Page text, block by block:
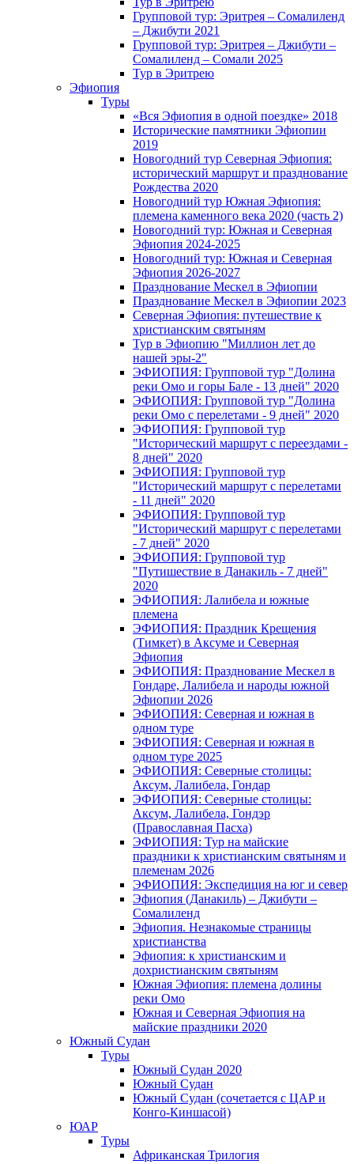
Групповой тур: Эритрея – Cомалиленд
– Джибути 2021
Групповой тур: Эритрея – Джибути –
Сомалиленд – Сомали 2025
Тур в Эритрею
Эфиопия
Туры
«Вся Эфиопия в одной поездке» 2018
Исторические памятники Эфиопии
2019
Новогодний тур Северная Эфиопия:
исторический маршрут и празднование
Рождества 2020
Новогодний тур Южная Эфиопия:
племена каменного века 2020 (часть 2)
Новогодний тур: Южная и Северная
Эфиопия 2024-2025
Новогодний тур: Южная и Северная
Эфиопия 2026-2027
Празднование Мескел в Эфиопии
Празднование Мескел в Эфиопии 2023
Северная Эфиопия: путешествие к
христианским святыням
Тур в Эфиопию "Миллион лет до
нашей эры-2"
ЭФИОПИЯ: Групповой тур "Долина
реки Омо и горы Бале - 13 дней" 2020
ЭФИОПИЯ: Групповой тур "Долина
реки Омо с перелетами - 9 дней" 2020
ЭФИОПИЯ: Групповой тур
"Исторический маршрут с переездами -
8 дней" 2020
ЭФИОПИЯ: Групповой тур
"Исторический маршрут с перелетами
- 11 дней" 2020
ЭФИОПИЯ: Групповой тур
"Исторический маршрут с перелетами
- 7 дней" 2020
ЭФИОПИЯ: Групповой тур
"Путишествие в Данакиль - 7 дней"
2020
ЭФИОПИЯ: Лалибела и южные
племена
ЭФИОПИЯ: Праздник Крещения
(Тимкет) в Аксуме и Северная
Эфиопия
ЭФИОПИЯ: Празднование Мескел в
Гондаре, Лалибела и народы южной
Эфиопии 2026
ЭФИОПИЯ: Северная и южная в
одном туре
ЭФИОПИЯ: Северная и южная в
одном туре 2025
ЭФИОПИЯ: Северные столицы:
Аксум, Лалибела, Гондар
ЭФИОПИЯ: Северные столицы:
Аксум, Лалибела, Гондэр
(Православная Пасха)
ЭФИОПИЯ: Тур на майские
праздники к христианским святыням и
племенам 2026
ЭФИОПИЯ: Экспедиция на юг и север
Эфиопия (Данакиль) – Джибути –
Cомалиленд
Эфиопия. Незнакомые страницы
христианства
Эфиопия: к христианским и
дохристианским святыням
Южная Эфиопия: племена долины
реки Омо
Южная и Северная Эфиопия на
майские праздники 2020
Южный Судан
Туры
Южный Cудан 2020
Южный Cудан
Южный Судан (сочетается с ЦАР и
Конго-Киншасой)
ЮАР
Туры
Африканская Трилогия